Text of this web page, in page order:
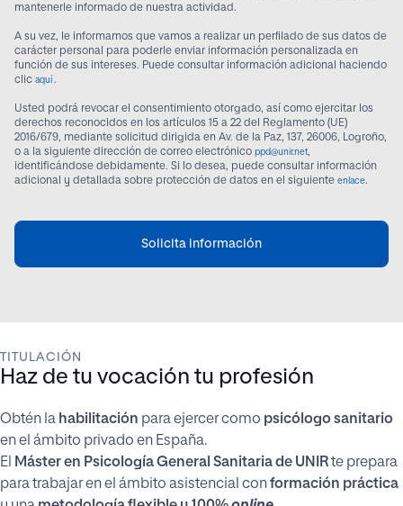
mantenerle informado de nuestra actividad.
A su vez, le informamos que vamos a realizar un perfilado de sus datos de
carácter personal para poderle enviar información personalizada en
función de sus intereses. Puede consultar información adicional haciendo
clic aquí .
Usted podrá revocar el consentimiento otorgado, así como ejercitar los
derechos reconocidos en los artículos 15 a 22 del Reglamento (UE)
2016/679, mediante solicitud dirigida en Av. de la Paz, 137, 26006, Logroño,
o a la siguiente dirección de correo electrónico ppd@unir.net,
identificándose debidamente. Si lo desea, puede consultar información
adicional y detallada sobre protección de datos en el siguiente enlace.
Solicita información
TITULACIÓN
Haz de tu vocación tu profesión
Obtén la habilitación para ejercer como psicólogo sanitario
en el ámbito privado en España.
El
Máster en Psicología General Sanitariade UNIRte prepara
para trabajar en el ámbito asistencial conformación práctica